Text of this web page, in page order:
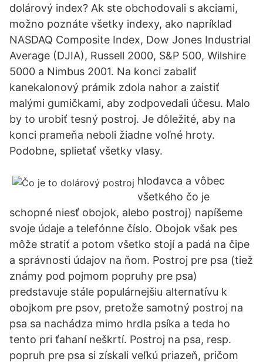
dolárový index? Ak ste obchodovali s akciami,
možno poznáte všetky indexy, ako napríklad
NASDAQ Composite Index, Dow Jones Industrial
Average (DJIA), Russell 2000, S&P 500, Wilshire
5000 a Nimbus 2001. Na konci zabaliť
kanekalonový prámik zdola nahor a zaistiť
malými gumičkami, aby zodpovedali účesu. Malo
by to urobiť tesný postroj. Je dôležité, aby na
konci prameňa neboli žiadne voľné hroty.
Podobne, splietať všetky vlasy.
hlodavca a vôbec
všetkého čo je
schopné niesť obojok, alebo postroj) napíšeme
svoje údaje a telefónne číslo. Obojok však pes
môže stratiť a potom všetko stojí a padá na čipe
a správnosti údajov na ňom. Postroj pre psa (tiež
známy pod pojmom popruhy pre psa)
predstavuje stále populárnejšiu alternatívu k
obojkom pre psov, pretože samotný postroj na
psa sa nachádza mimo hrdla psíka a teda ho
tento pri ťahaní neškrtí. Postroj na psa, resp.
popruh pre psa si získali veľkú priazeň, pričom